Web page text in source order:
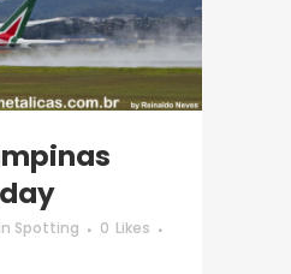
in Spotting 0 Likes